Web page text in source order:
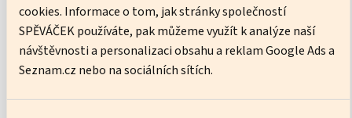
cookies. Informace o tom, jak stránky společností
SPĚVÁČEK používáte, pak můžeme využít k analýze naší
návštěvnosti a personalizaci obsahu a reklam Google Ads a
Seznam.cz nebo na sociálních sítích.
Ware Neil
No pressure, just practice – I’ll help you get better every lesson.